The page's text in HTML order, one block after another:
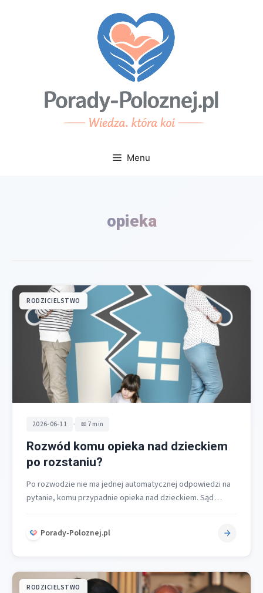
Menu
opieka
RODZICIELSTWO
2026-06-11 • 7 min
Rozwód komu opieka nad dzieckiem
po rozstaniu?
Po rozwodzie nie ma jednej automatycznej odpowiedzi na
pytanie, komu przypadnie opieka nad dzieckiem. Sąd
Porady-Poloznej.pl
RODZICIELSTWO